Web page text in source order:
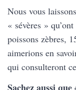
Nous vous
« sévères »
poissons zèbres,
aimerions en
qui consulteront